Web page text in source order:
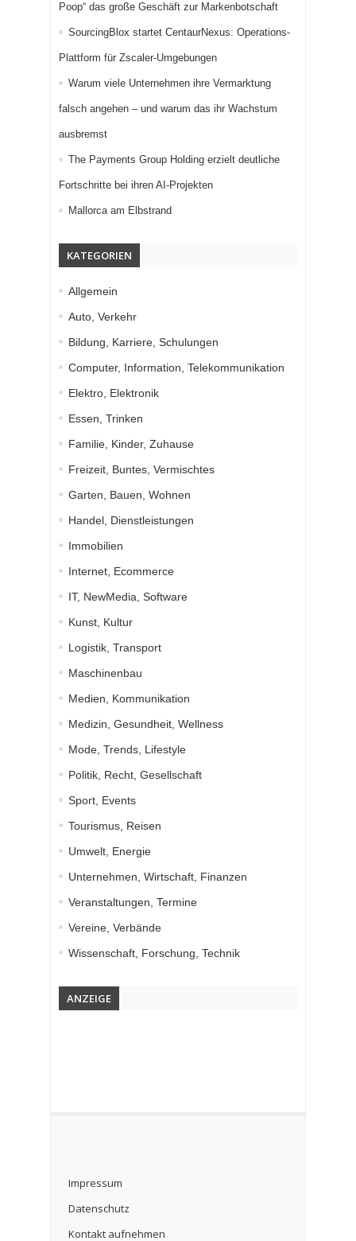
Poop“ das große Geschäft zur Markenbotschaft
SourcingBlox startet CentaurNexus: Operations-
Plattform für Zscaler-Umgebungen
Warum viele Unternehmen ihre Vermarktung
falsch angehen – und warum das ihr Wachstum
ausbremst
The Payments Group Holding erzielt deutliche
Fortschritte bei ihren AI-Projekten
Mallorca am Elbstrand
KATEGORIEN
Allgemein
Auto, Verkehr
Bildung, Karriere, Schulungen
Computer, Information, Telekommunikation
Elektro, Elektronik
Essen, Trinken
Familie, Kinder, Zuhause
Freizeit, Buntes, Vermischtes
Garten, Bauen, Wohnen
Handel, Dienstleistungen
Immobilien
Internet, Ecommerce
IT, NewMedia, Software
Kunst, Kultur
Logistik, Transport
Maschinenbau
Medien, Kommunikation
Medizin, Gesundheit, Wellness
Mode, Trends, Lifestyle
Politik, Recht, Gesellschaft
Sport, Events
Tourismus, Reisen
Umwelt, Energie
Unternehmen, Wirtschaft, Finanzen
Veranstaltungen, Termine
Vereine, Verbände
Wissenschaft, Forschung, Technik
ANZEIGE
Impressum
Datenschutz
Kontakt aufnehmen